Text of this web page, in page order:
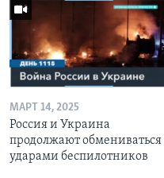
МАРТ 14, 2025
Россия и Украина
продолжают обмениваться
ударами беспилотников